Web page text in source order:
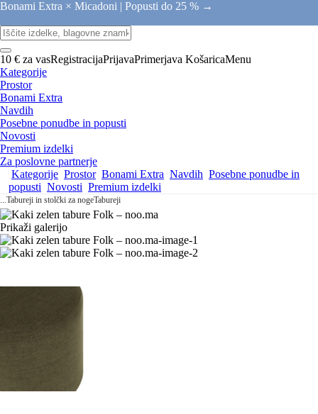
Bonami Extra × Micadoni | Popusti do 25 % →
10 € za vasRegistracijaPrijavaPrimerjava KošaricaMenu
Kategorije
Prostor
Bonami Extra
Navdih
Posebne ponudbe in popusti
Novosti
Premium izdelki
Za poslovne partnerje
Kategorije Prostor Bonami Extra Navdih Posebne ponudbe in
popusti Novosti Premium izdelki
...Tabureji in stolčki za nogeTabureji
Prikaži galerijo